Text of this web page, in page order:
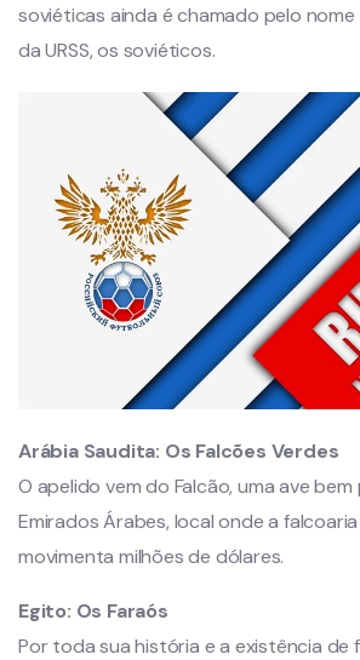
soviéticas ainda é chamado pelo
da URSS, os soviéticos.
Arábia Saudita: Os Falcões Verdes
O apelido vem do Falcão, uma ave
Emirados Árabes, local onde a
movimenta milhões de dólares.
Egito: Os Faraós
Por toda sua história e a existência de